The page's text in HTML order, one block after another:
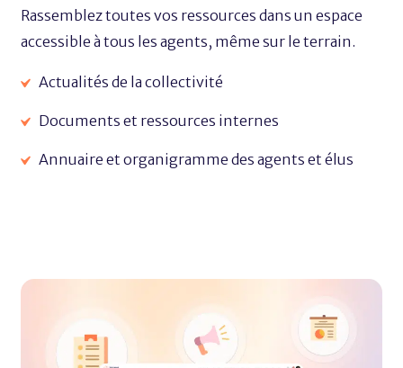
Rassemblez toutes vos ressources dans un espace
accessible à tous les agents, même sur le terrain.
Actualités de la collectivité
Documents et ressources internes
Annuaire et organigramme des agents et élus